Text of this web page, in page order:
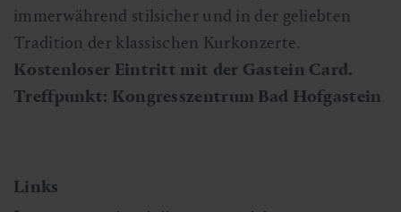
immerwährend stilsicher und in der geliebten
Tradition der klassischen Kurkonzerte.
Kostenloser Eintritt mit der Gastein Card.
Treffpunkt: Kongresszentrum Bad Hofgastein
Links